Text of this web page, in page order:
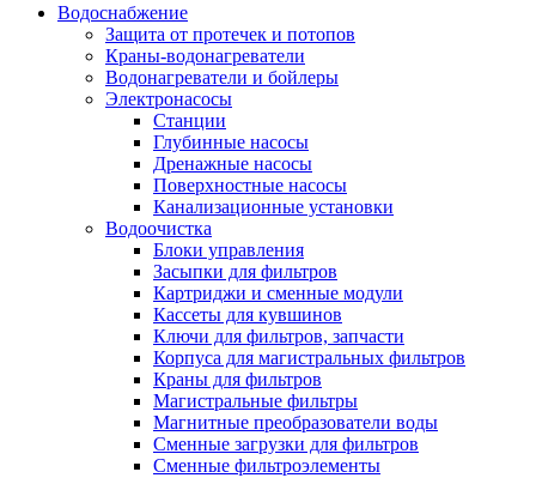
Строительные товары
Все для бани
Полезные статьи
Новости и Акции
Водоснабжение
Защита от протечек и потопов
Краны-водонагреватели
Водонагреватели и бойлеры
Электронасосы
Станции
Глубинные насосы
Дренажные насосы
Поверхностные насосы
Канализационные установки
Водоочистка
Блоки управления
Засыпки для фильтров
Картриджи и сменные модули
Кассеты для кувшинов
Ключи для фильтров, запчасти
Корпуса для магистральных фильтров
Краны для фильтров
Магистральные фильтры
Магнитные преобразователи воды
Сменные загрузки для фильтров
Сменные фильтроэлементы